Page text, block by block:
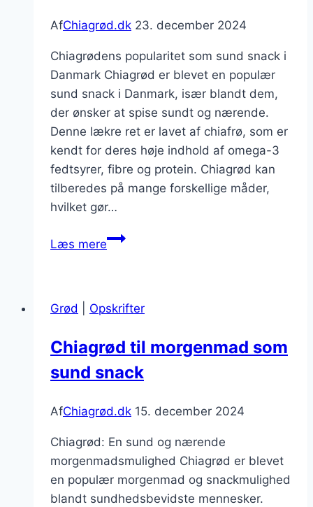
AfChiagrød.dk 23. december 2024
Chiagrødens popularitet som sund snack i
Danmark Chiagrød er blevet en populær
sund snack i Danmark, især blandt dem,
der ønsker at spise sundt og nærende.
Denne lækre ret er lavet af chiafrø, som er
kendt for deres høje indhold af omega-3
fedtsyrer, fibre og protein. Chiagrød kan
tilberedes på mange forskellige måder,
hvilket gør…
Læs mereChiagrød
sund
Grød Opskrifter
Chiagrød til morgenmad som
sund snack
AfChiagrød.dk 15. december 2024
Chiagrød: En sund og nærende
morgenmadsmulighed Chiagrød er blevet
en populær morgenmad og snackmulighed
blandt sundhedsbevidste mennesker.